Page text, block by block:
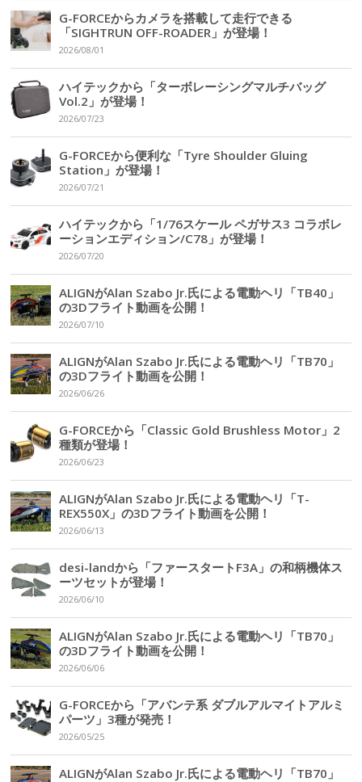
G-FORCEからカメラを搭載して走行できる
「SIGHTRUN OFF-ROADER」が登場！
2026/08/01
ハイテックから「ターボレーシングマルチバッグ
Vol.2」が登場！
2026/07/23
G-FORCEから便利な「Tyre Shoulder Gluing
Station」が登場！
2026/07/21
ハイテックから「1/76スケール ペガサス3 コラボレ
ーションエディション/C78」が登場！
2026/07/20
ALIGNがAlan Szabo Jr.氏による電動ヘリ「TB40」
の3Dフライト動画を公開！
2026/07/10
ALIGNがAlan Szabo Jr.氏による電動ヘリ「TB70」
の3Dフライト動画を公開！
2026/06/26
G-FORCEから「Classic Gold Brushless Motor」2
種類が登場！
2026/06/23
ALIGNがAlan Szabo Jr.氏による電動ヘリ「T-
REX550X」の3Dフライト動画を公開！
2026/06/13
desi-landから「ファースタートF3A」の和柄機体ス
ーツセットが登場！
2026/06/10
ALIGNがAlan Szabo Jr.氏による電動ヘリ「TB70」
の3Dフライト動画を公開！
2026/06/06
G-FORCEから「アバンテ系 ダブルアルマイトアルミ
パーツ」3種が発売！
2026/05/25
ALIGNがAlan Szabo Jr.氏による電動ヘリ「TB70」